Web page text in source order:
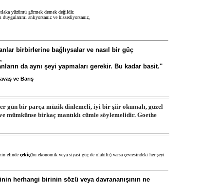
yüzümü görmek demek değildir.
anlıyorsanız ve hissediyorsanız,
birbirlerine bağlıysalar ve nasıl bir güç
da aynı şeyi yapmaları gerekir. Bu kadar basit.''
ve Barış
gün bir parça müzik dinlemeli, iyi bir şiir okumalı, güzel
mümkünse birkaç mantıklı cümle söylemelidir. Goethe
elinde çekiç(bu ekonomik veya siyasi güç de olabilir) varsa çevresindeki her şeyi
herhangi birinin sözü veya davrananışının ne